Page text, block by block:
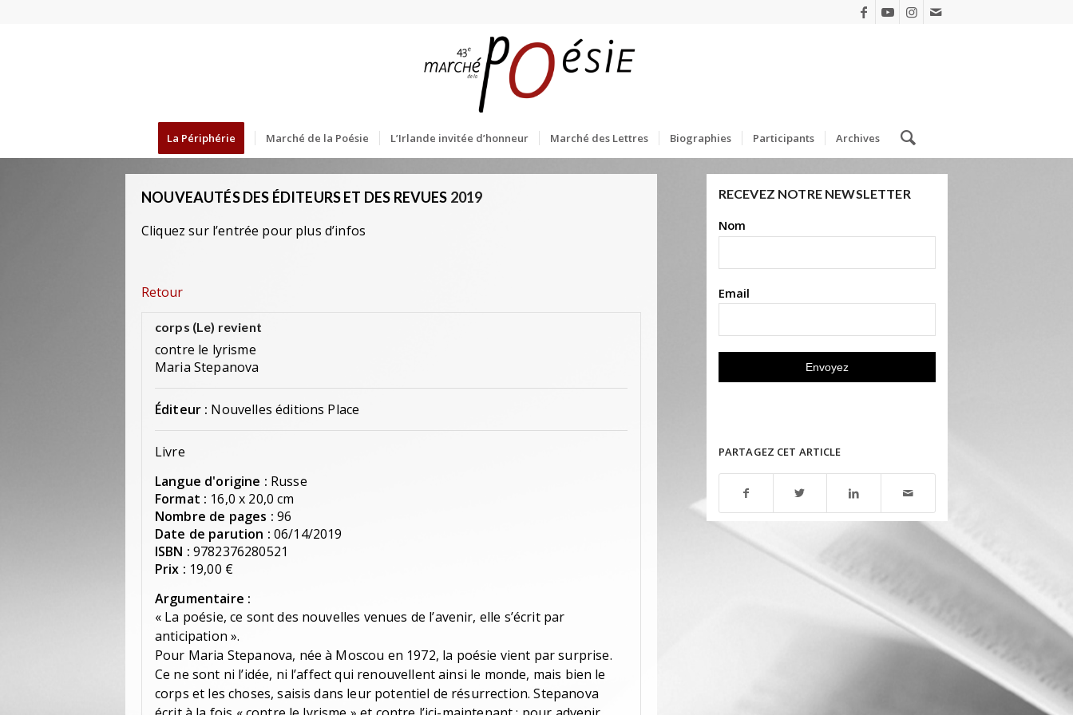
La Périphérie Marché de la Poésie L’Irlande invitée d’honneur Marché des Lettres Biographies Participants Archives
NOUVEAUTÉS DES ÉDITEURS ET DES REVUES 2019
Cliquez sur l’entrée pour plus d’infos
Retour
corps (Le) revient
contre le lyrisme
Maria Stepanova
Éditeur : Nouvelles éditions Place
Livre
Langue d'origine : Russe
Format : 16,0 x 20,0 cm
Nombre de pages : 96
Date de parution : 06/14/2019
ISBN : 9782376280521
Prix : 19,00 €
Argumentaire :
« La poésie, ce sont des nouvelles venues de l’avenir, elle s’écrit par
anticipation ».
Pour Maria Stepanova, née à Moscou en 1972, la poésie vient par surprise.
Ce ne sont ni l’idée, ni l’affect qui renouvellent ainsi le monde, mais bien le
corps et les choses, saisis dans leur potentiel de résurrection. Stepanova
RECEVEZ NOTRE NEWSLETTER
Nom
Email
PARTAGEZ CET ARTICLE